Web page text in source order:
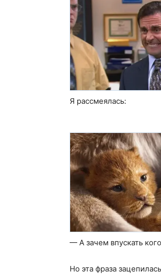
Я рассмеялась:
— А зачем впускать
Но эта фраза